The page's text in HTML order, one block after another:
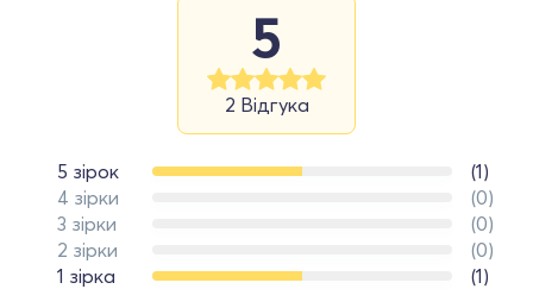
5
2 Відгука
5 зірок
(1)
4 зірки
(0)
3 зірки
(0)
2 зірки
(0)
1 зірка
(1)